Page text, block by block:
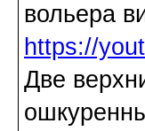
вольера
https://
Две